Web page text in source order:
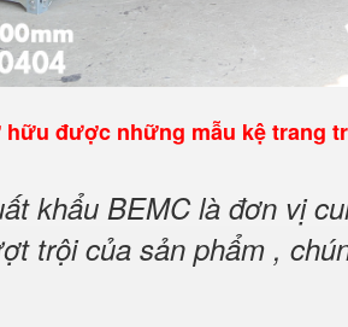
hữu được những mẫu kệ trang
khẩu BEMC là đơn vị
trội của sản phẩm ,